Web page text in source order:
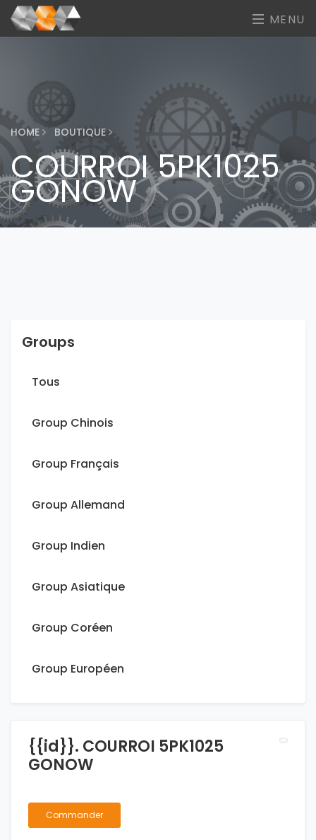
MENU
HOME BOUTIQUE
COURROI 5PK1025
GONOW
Groups
Tous
Group Chinois
Group Français
Group Allemand
Group Indien
Group Asiatique
Group Coréen
Group Européen
{{id}}. COURROI 5PK1025
GONOW
Commander